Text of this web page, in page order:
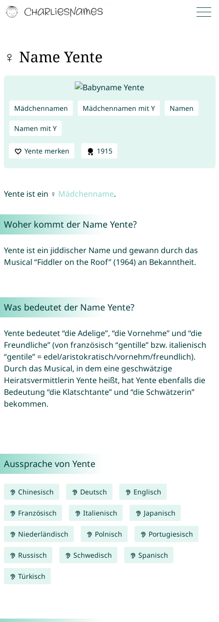
♀ Name Yente
Mädchennamen Mädchennamen mit Y Namen
Namen mit Y
Yente merken 1915
Yente ist ein ♀ Mädchenname.
Woher kommt der Name Yente?
Yente ist ein jiddischer Name und gewann durch das
Musical “Fiddler on the Roof” (1964) an Bekanntheit.
Was bedeutet der Name Yente?
Yente bedeutet “die Adelige”, “die Vornehme” und “die
Freundliche” (von französisch “gentille” bzw. italienisch
“gentile” = edel/aristokratisch/vornehm/freundlich).
Durch das Musical, in dem eine geschwätzige
Heiratsvermittlerin Yente heißt, hat Yente ebenfalls die
Bedeutung “die Klatschtante” und “die Schwätzerin”
bekommen.
Aussprache von Yente
Chinesisch Deutsch Englisch
Französisch Italienisch Japanisch
Niederländisch Polnisch Portugiesisch
Russisch Schwedisch Spanisch
Türkisch